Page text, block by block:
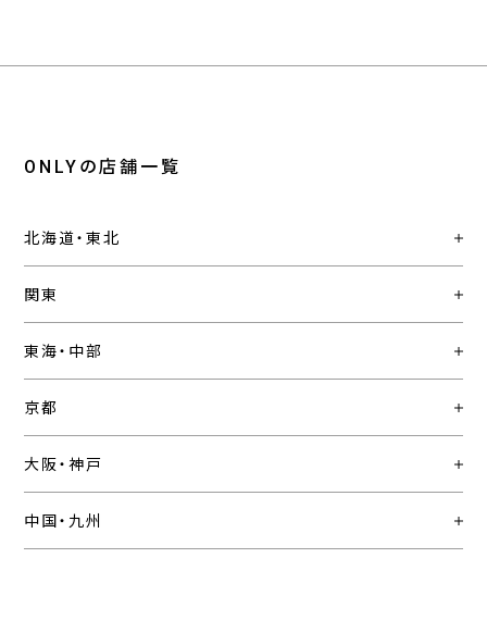
ONLYの店舗一覧
北海道・東北
関東
東海・中部
京都
大阪・神戸
中国・九州